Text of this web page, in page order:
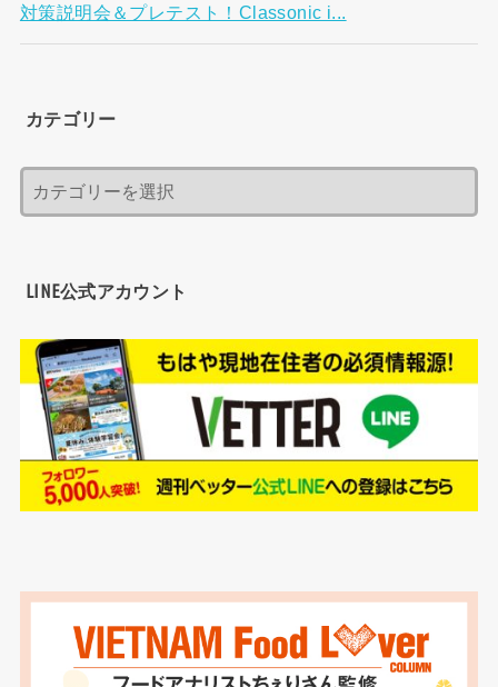
対策説明会＆プレテスト！Classonic i...
カテゴリー
LINE公式アカウント